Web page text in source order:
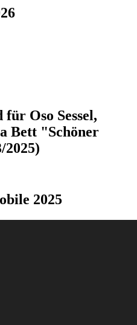
Oso Sessel,
Bett "Schöner
2025)
2025